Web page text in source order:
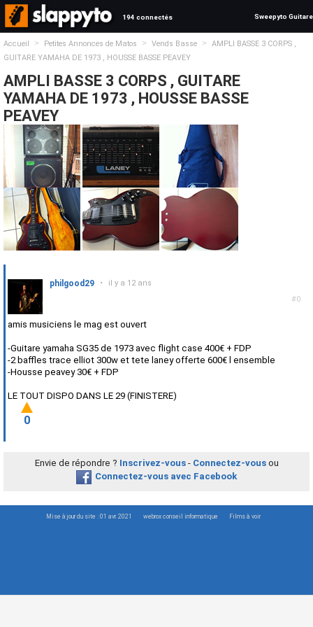
194 connectés Sweepyto Guitare
Accueil > Petites Annonces de Matos > Vends Basse >
AMPLI BASSE 3 CORPS ,
GUITARE YAMAHA DE 1973 , HOUSSE BASSE PEAVEY
AMPLI BASSE 3 CORPS , GUITARE
YAMAHA DE 1973 , HOUSSE BASSE
PEAVEY
#0
philgood29 • il y a 12 ans
amis musiciens le mag est ouvert
-Guitare yamaha SG35 de 1973 avec flight case 400€ + FDP
-2 baffles trace elliot 300w et tete laney offerte 600€ l ensemble
-Housse peavey 30€ + FDP
LE TOUT DISPO DANS LE 29 (FINISTERE)
0
Envie de répondre ? Inscrivez-vous- Connectez-vousou
Connectez-vous avec Facebook
Mise à jour du site : 01 avr. 2021 webrox conseil informatique Films à voir